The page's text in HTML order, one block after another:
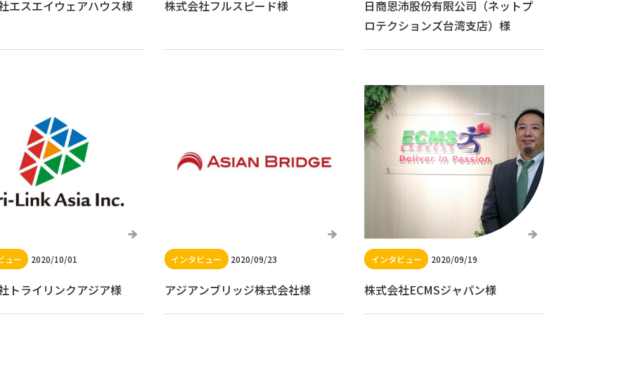
エスエイウェアハウス様 株式会社フルスピード様
日商恩沛股份有限公司（ネットプ
ロテクションズ台湾支店）様
2020/10/01
トライリンクアジア様
2020/09/23
アジアンブリッジ株式会社様
2020/09/19
株式会社ECMSジャパン様